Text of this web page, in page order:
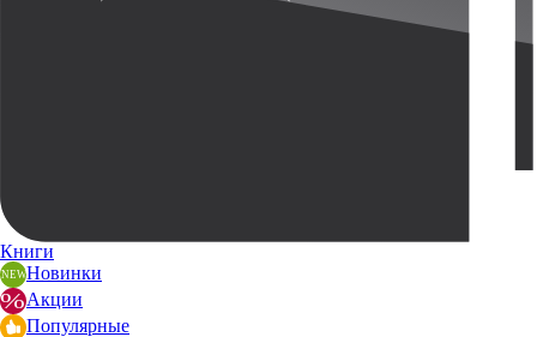
Книги
Новинки
Акции
Популярные